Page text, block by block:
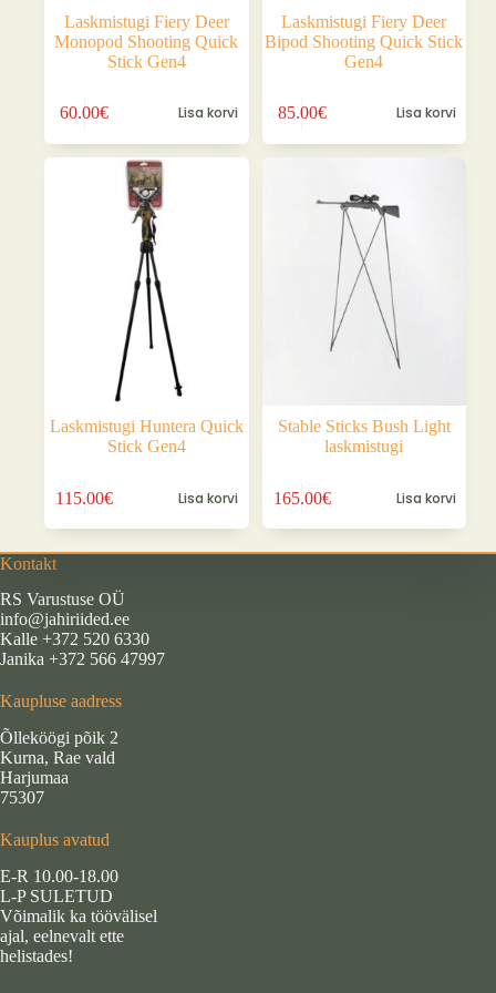
Laskmistugi Fiery Deer
Monopod Shooting Quick
Stick Gen4
60.00€ Lisa korvi
Laskmistugi Fiery Deer
Bipod Shooting Quick Stick
Gen4
85.00€ Lisa korvi
Laskmistugi Huntera Quick
Stick Gen4
115.00€ Lisa korvi
Stable Sticks Bush Light
laskmistugi
165.00€ Lisa korvi
Kontakt
RS Varustuse OÜ
info@jahiriided.ee
Kalle +372 520 6330
Janika +372 566 47997
Kaupluse aadress
Õlleköögi põik 2
Kurna, Rae vald
Harjumaa
75307
Kauplus avatud
E-R 10.00-18.00
L-P SULETUD
Võimalik ka töövälisel
ajal, eelnevalt ette
helistades!